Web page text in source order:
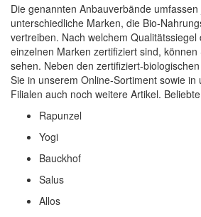
Die genannten Anbauverbände
unterschiedliche Marken, die Bio-
vertreiben. Nach welchem
einzelnen Marken zertifiziert sind,
sehen. Neben den zertifiziert-
Sie in unserem Online-Sortiment sowie in
Filialen auch noch weitere Artikel.
Rapunzel
Yogi
Bauckhof
Salus
Allos